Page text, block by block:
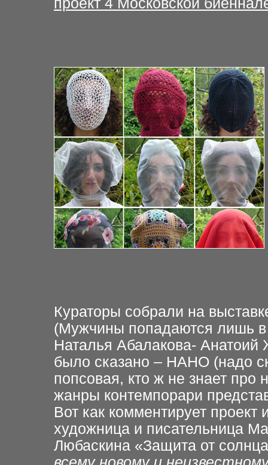
проект 4 Московской
Кураторы собрали на
(Мужчины попадаются лишь в
Наталья Абалакова- Анатоий
было сказано – НАНО (надо
попсовая, кто ж не знает про
жанры контемпорари
Вот как комментирует проект
художница и писательница
Любаскина «Защита от